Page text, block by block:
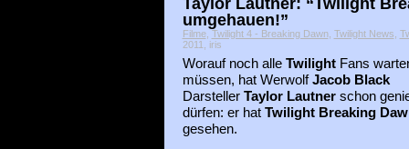
umgehauen!”
Filme, Twilight 4 - Breaking Dawn, Twilight News,
2011, iris
Worauf noch alle Twilight Fans
müssen, hat WerwolfJacob Black
Darsteller Taylor Lautnerschon
dürfen: er hat Twilight Breaking
gesehen.